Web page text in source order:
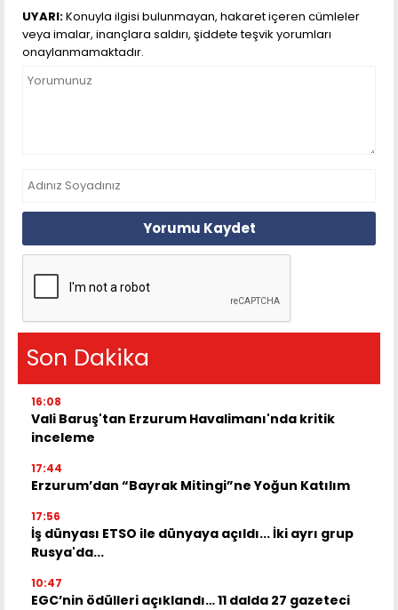
UYARI:Konuyla ilgisi bulunmayan, hakaret içeren cümleler
veya imalar, inançlara saldırı, şiddete teşvik yorumları
onaylanmamaktadır.
Yorumu Kaydet
Son Dakika
16:08
Vali Baruş'tan Erzurum Havalimanı'nda kritik
inceleme
17:44
Erzurum’dan “Bayrak Mitingi”ne Yoğun Katılım
17:56
İş dünyası ETSO ile dünyaya açıldı... İki ayrı grup
Rusya'da...
10:47
EGC’nin ödülleri açıklandı… 11 dalda 27 gazeteci